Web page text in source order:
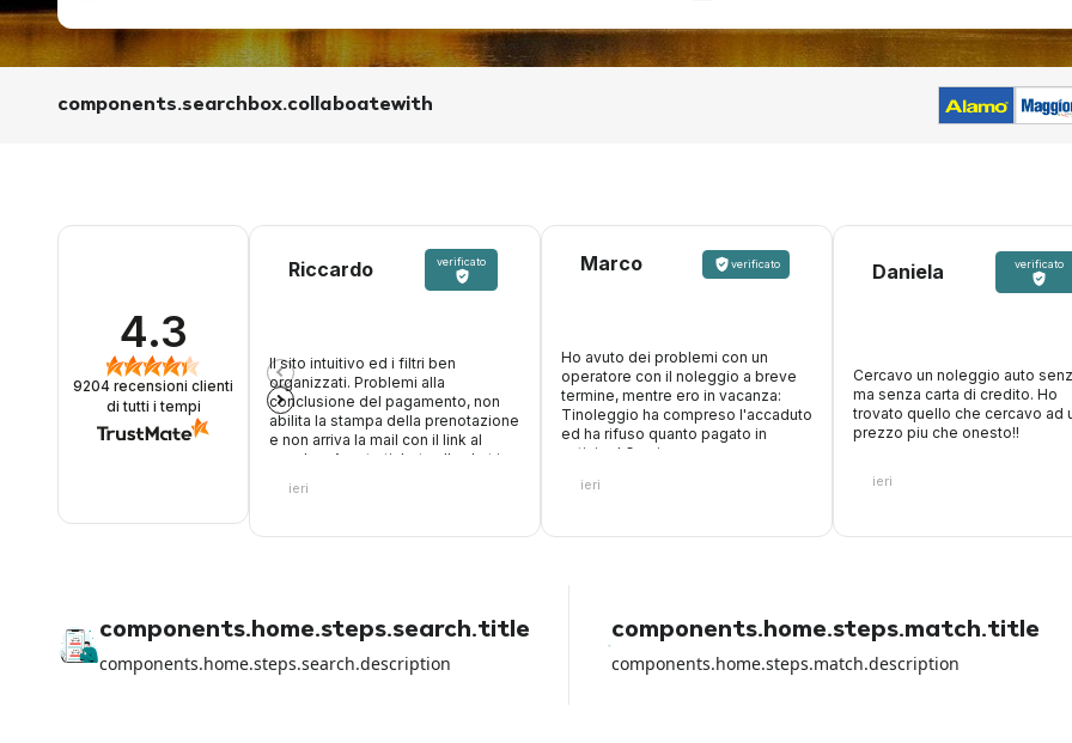
components.searchbox.collaboatewith
4.3
9204 recensioni clienti
di tutti i tempi
Riccardo verificato
Il sito intuitivo ed i filtri ben
organizzati. Problemi alla
conclusione del pagamento, non
abilita la stampa della prenotazione
e non arriva la mail con il link al
voucher. Aperto ticket sulla chat in
ieri
Marco verificato
Ho avuto dei problemi con un
operatore con il noleggio a breve
termine, mentre ero in vacanza:
Tinoleggio ha compreso l'accaduto
ed ha rifuso quanto pagato in
anticipo! Grazie ancora
ieri
Daniela verificato
Cercavo un noleggio auto
ma senza carta di credito. Ho
trovato quello che cercavo ad
prezzo piu che onesto!!
ieri
components.home.steps.search.title
components.home.steps.search.description
components.home.steps.match.title
components.home.steps.match.description